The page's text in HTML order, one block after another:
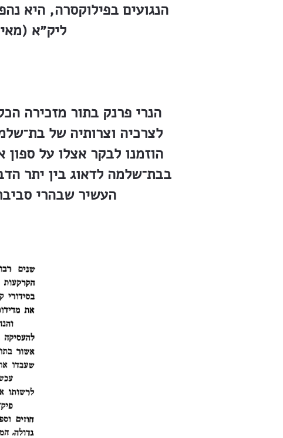
ליק״א
הנרי פרנק בתור מזכירה
הוזמנו לבקר אצלו על
בבת־שלמה לדאוג בין יתר
העשיר שבהרי